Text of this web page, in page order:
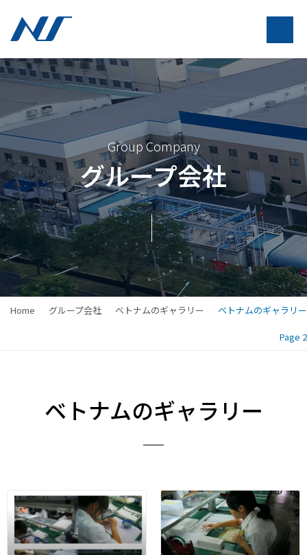
Group Company
グループ会社
Home グループ会社 ベトナムのギャラリー ベトナムのギャラリー
Page 2
ベトナムのギャラリー